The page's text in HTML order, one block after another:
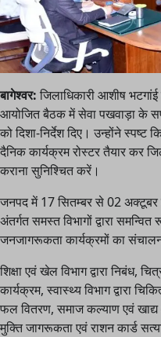
बागेश्वर: जिलाधिकारी आशीष
आयोजित बैठक में सेवा पखवाड़ा के
को दिशा-निर्देश दिए। उन्होंने स्पष्ट
दैनिक कार्यक्रम रोस्टर तैयार कर
कराना सुनिश्चित करें।
जनपद में 17 सितम्बर से 02
अंतर्गत समस्त विभागों द्वारा
जनजागरूकता कार्यक्रमों का
शिक्षा एवं खेल विभाग द्वारा निबंध,
कार्यक्रम, स्वास्थ्य विभाग द्वारा
फल वितरण, समाज कल्याण एवं खाद्य
मुक्ति जागरूकता एवं राशन कार्ड